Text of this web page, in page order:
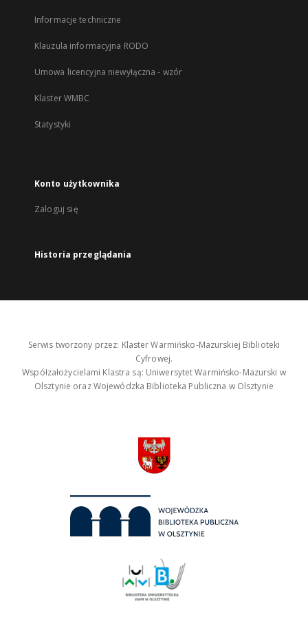
Informacje techniczne
Klauzula informacyjna RODO
Umowa licencyjna niewyłączna - wzór
Klaster WMBC
Statystyki
Konto użytkownika
Zaloguj się
Historia przeglądania
Serwis tworzony przez: Klaster Warmińsko-Mazurskiej Biblioteki
Cyfrowej.
Współzałożycielami Klastra są: Uniwersytet Warmińsko-Mazurski w
Olsztynie oraz Wojewódzka Biblioteka Publiczna w Olsztynie